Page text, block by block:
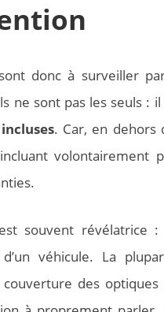
donc à surveiller
ne sont pas les seuls :
. Car, en dehors
volontairement
souvent révélatrice :
véhicule. La
des